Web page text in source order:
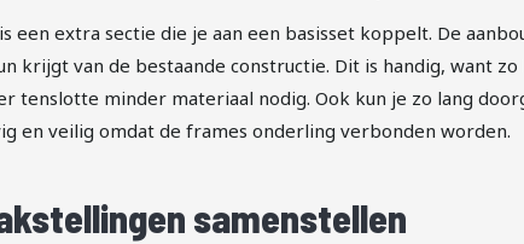
een extra sectie die je aan een basisset koppelt. De
krijgt van de bestaande constructie. Dit is handig, want zo
tenslotte minder materiaal nodig. Ook kun je zo lang
en veilig omdat de frames onderling verbonden worden.
samenstellen